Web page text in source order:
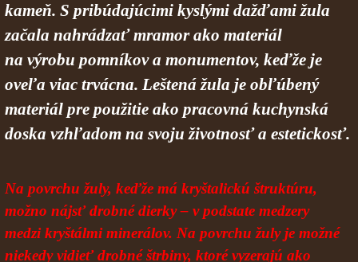
kameň. S pribúdajúcimi kyslými dažďami žula
začala nahrádzať mramor ako materiál
na výrobu pomníkov a monumentov, keďže je
oveľa viac trvácna. Leštená žula je obľúbený
materiál pre použitie ako pracovná kuchynská
doska vzhľadom na svoju životnosť a estetickosť.
Na povrchu žuly, keďže má kryštalickú štruktúru,
možno nájsť drobné dierky – v podstate medzery
medzi kryštálmi minerálov. Na povrchu žuly je možné
niekedy vidieť drobné štrbiny, ktoré vyzerajú ako